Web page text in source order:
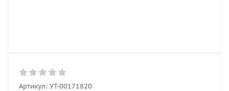
Артикул: УТ-00171820